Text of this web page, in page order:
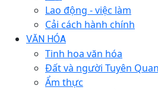
Lao động - việc làm
Cải cách hành chính
VĂN HÓA
Tinh hoa văn hóa
Đất và người Tuyên
Ẩm thực